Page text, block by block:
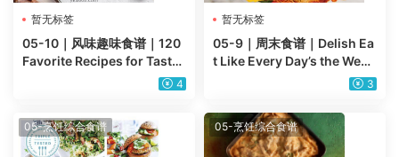
暂无标签
05-10｜风味趣味食谱｜120
Favorite Recipes for Tasty
Good Times PDF电子版
4
暂无标签
05-9｜周末食谱｜Delish Ea
t Like Every Day’s the Week
3
05-烹饪综合食谱 05-烹饪综合食谱